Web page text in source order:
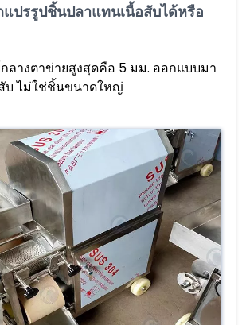
แปรรูปชิ้นปลาแทนเนื้อสับได้หรือ
ลางตาข่ายสูงสุดคือ 5 มม. ออกแบบมา
บ ไม่ใช่ชิ้นขนาดใหญ่